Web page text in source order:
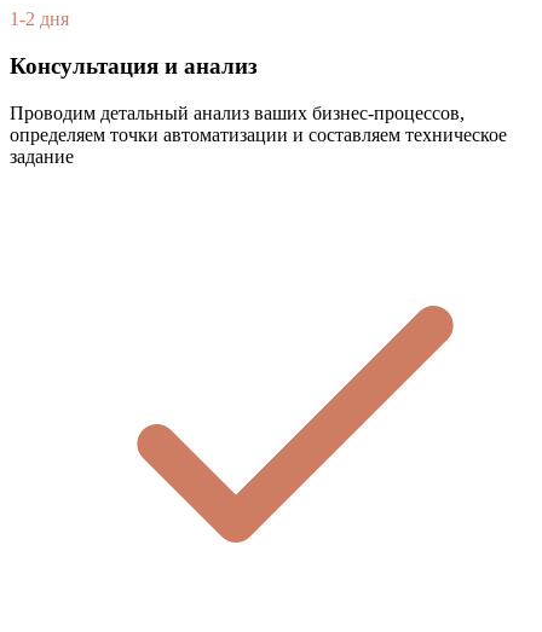
1-2 дня
Консультация и анализ
Проводим детальный анализ ваших бизнес-процессов,
определяем точки автоматизации и составляем техническое
задание